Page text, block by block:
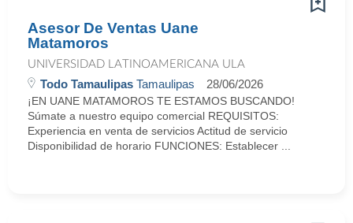
Asesor De Ventas Uane
Matamoros
UNIVERSIDAD LATINOAMERICANA ULA
Todo Tamaulipas Tamaulipas 28/06/2026
¡EN UANE MATAMOROS TE ESTAMOS BUSCANDO!
Súmate a nuestro equipo comercial REQUISITOS:
Experiencia en venta de servicios Actitud de servicio
Disponibilidad de horario FUNCIONES: Establecer ...